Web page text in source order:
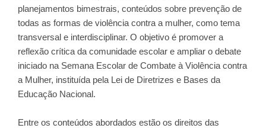
planejamentos bimestrais, conteúdos sobre prevenção de
todas as formas de violência contra a mulher, como tema
transversal e interdisciplinar. O objetivo é promover a
reflexão crítica da comunidade escolar e ampliar o debate
iniciado na Semana Escolar de Combate à Violência contra
a Mulher, instituída pela Lei de Diretrizes e Bases da
Educação Nacional.
Entre os conteúdos abordados estão os direitos das